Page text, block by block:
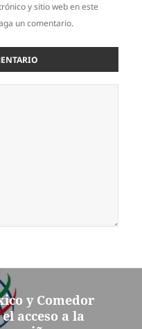
y sitio web en este
un comentario.
y Comedor
acceso a la